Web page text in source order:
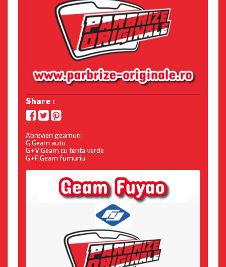
Share :
Abrevieri geamuri:
G:Geam auto
G+V:Geam cu tenta verde
G+F:Geam fumuriu